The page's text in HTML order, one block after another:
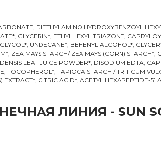
DIETHYLAMINO HYDROXYBENZOYL
GLYCERIN*, ETHYLHEXYL TRIAZONE,
UNDECANE*, BEHENYL ALCOHOL*,
ZEA MAYS STARCH/ ZEA MAYS (CORN) STARCH*,
LEAF JUICE POWDER*, DISODIUM EDTA,
TOCOPHEROL*, TAPIOCA STARCH / TRITICUM
EXTRACT*, CITRIC ACID*, ACETYL
ЛИНИЯ - SUN